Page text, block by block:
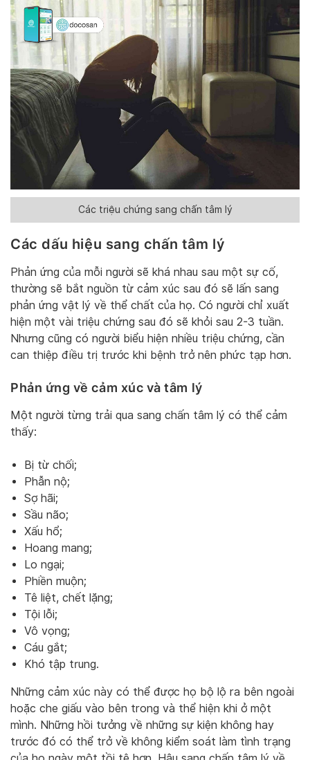
Các triệu chứng sang chấn tâm lý
Các dấu hiệu sang chấn tâm lý
Phản ứng của mỗi người sẽ khá nhau sau một sự cố,
thường sẽ bắt nguồn từ cảm xúc sau đó sẽ lấn sang
phản ứng vật lý về thể chất của họ. Có người chỉ xuất
hiện một vài triệu chứng sau đó sẽ khỏi sau 2-3 tuần.
Nhưng cũng có người biểu hiện nhiều triệu chứng, cần
can thiệp điều trị trước khi bệnh trở nên phức tạp hơn.
Phản ứng về cảm xúc và tâm lý
Một người từng trải qua sang chấn tâm lý có thể cảm
thấy:
Bị từ chối;
Phẫn nộ;
Sợ hãi;
Sầu não;
Xấu hổ;
Hoang mang;
Lo ngại;
Phiền muộn;
Tê liệt, chết lặng;
Tội lỗi;
Vô vọng;
Cáu gắt;
Khó tập trung.
Những cảm xúc này có thể được họ bộ lộ ra bên ngoài
hoặc che giấu vào bên trong và thể hiện khi ở một
mình. Những hồi tưởng về những sự kiện không hay
trước đó có thể trở về không kiểm soát làm tình trạng